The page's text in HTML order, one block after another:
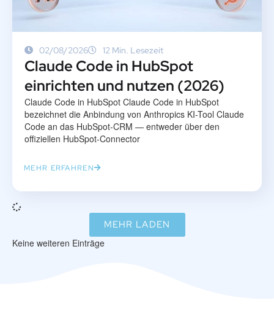
02/08/2026 12 Min. Lesezeit
Claude Code in HubSpot
einrichten und nutzen (2026)
Claude Code in HubSpot Claude Code in HubSpot
bezeichnet die Anbindung von Anthropics KI-Tool Claude
Code an das HubSpot-CRM — entweder über den
offiziellen HubSpot-Connector
MEHR ERFAHREN
MEHR LADEN
Keine weiteren Einträge